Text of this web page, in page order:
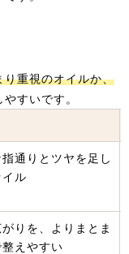
り重視のオイルか、
すいです。
通りとツヤを足し
ル
がりを、よりまとま
整えやすい